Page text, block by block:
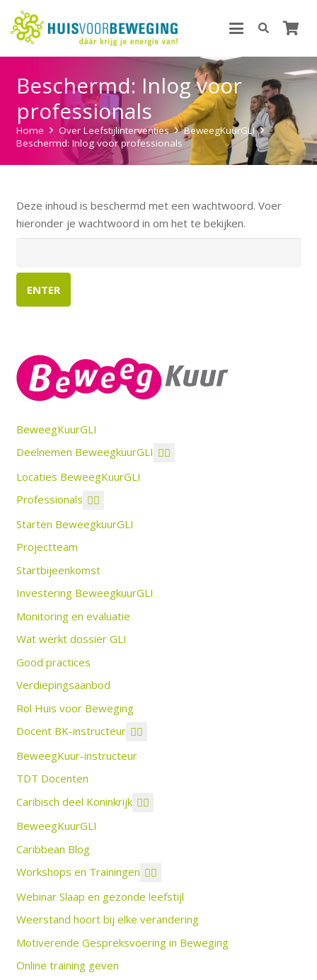
Beschermd: Inlog voor
professionals
Home Over Leefstijlinterventies
BeweegKuurGLI
Beschermd: Inlog voor professionals
Deze inhoud is beschermd met een wachtwoord. Voer
hieronder je wachtwoord in om het te bekijken.
BeweegKuurGLI
Deelnemen BeweegkuurGLI
Locaties BeweegKuurGLI
Professionals
Starten BeweegkuurGLI
Projectteam
Startbijeenkomst
Investering BeweegkuurGLI
Monitoring en evaluatie
Wat werkt dossier GLI
Good practices
Verdiepingsaanbod
Rol Huis voor Beweging
Docent BK-instructeur
BeweegKuur-instructeur
TDT Docenten
Caribisch deel Koninkrijk
BeweegKuurGLI
Caribbean Blog
Workshops en Trainingen
Webinar Slaap en gezonde leefstijl
Weerstand hoort bij elke verandering
Motiverende Gespreksvoering in Beweging
Online training geven